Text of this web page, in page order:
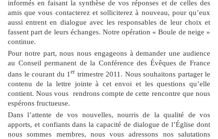
informés en faisant la synthèse de vos réponses et de celles des
amis que vous contacterez et solliciterez à nouveau, pour qu’eux
aussi entrent en dialogue avec les responsables de leur choix et
fassent part de leurs échanges. Notre opération « Boule de neige »
continue.
Pour notre part, nous nous engageons à demander une audience
au Conseil permanent de la Conférence des Évêques de France
dans le courant du 1 er trimestre 2011. Nous souhaitons partager le
contenu de la lettre jointe à cet envoi et les questions qu’elle
contient. Nous vous rendrons compte de cette rencontre que nous
espérons fructueuse.
Dans l’attente de vos nouvelles, nourris de la qualité de vos
apports, et confiants dans la capacité de dialogue de l’Église dont
nous sommes membres, nous vous adressons nos salutations